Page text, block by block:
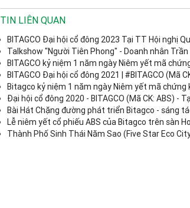
TIN LIÊN QUAN
BITAGCO Đại hội cổ đông 2023 Tại TT Hội nghị
Talkshow "Người Tiên Phong" - Doanh nhân
BITAGCO kỷ niệm 1 năm ngày Niêm yết mã
BITAGCO Đại hội cổ đông 2021 | #BITAGCO​​ (Mã
Bitagco kỷ niệm 1 năm ngày Niêm yết mã chứng
Đại hội cổ đông 2020 - BITAGCO (Mã CK: ABS) -
Bài Hát Chặng đường phát triển Bitagco - sáng
Lễ niêm yết cổ phiếu ABS của Bitagco trên sàn
Thành Phố Sinh Thái Năm Sao (Five Star Eco